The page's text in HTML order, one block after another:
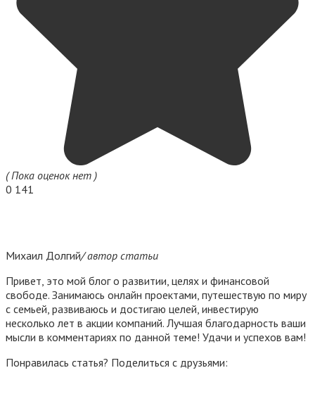
( Пока оценок нет )
0 141
Михаил Долгий/ автор статьи
Привет, это мой блог о развитии, целях и финансовой
свободе. Занимаюсь онлайн проектами, путешествую по миру
с семьей, развиваюсь и достигаю целей, инвестирую
несколько лет в акции компаний. Лучшая благодарность ваши
мысли в комментариях по данной теме! Удачи и успехов вам!
Понравилась статья? Поделиться с друзьями: